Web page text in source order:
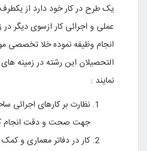
یک طرح در کار خود دارد از
عملی و اجرائی کار ازسوی دیگر در
انجام وظیفه نموده خلا تخصصی
التحصیلان این رشته در زمینه
نمایند :
نظارت بر کارهای اجرائی
جهت صحت و دقت انجام
کار در دفاتر معماری و